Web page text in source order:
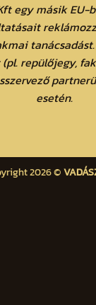
egy másik EU-
repülőjegy,
esetén.
2026 ©